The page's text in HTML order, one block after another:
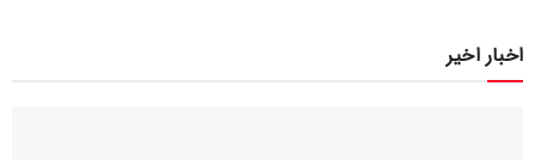
اخبار اخیر